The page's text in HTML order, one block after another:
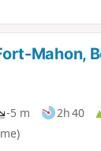
Mahon,
-5 m 2h 40